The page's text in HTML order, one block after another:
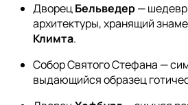
ДворецБельведер—
архитектуры, хранящий
Климта.
Собор Святого Стефана —
выдающийся образец